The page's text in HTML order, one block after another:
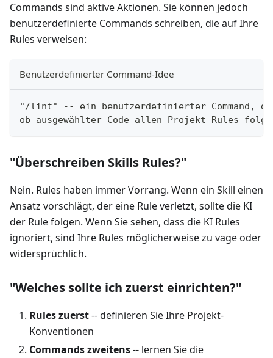
Commands sind aktive Aktionen. Sie können jedoch
benutzerdefinierte Commands schreiben, die auf Ihre
Rules verweisen:
Benutzerdefinierter Command-Idee
"/lint" -- ein benutzerdefinierter Command,
ob ausgewählter Code allen Projekt-Rules folgt
"Überschreiben Skills Rules?"
Nein. Rules haben immer Vorrang. Wenn ein Skill einen
Ansatz vorschlägt, der eine Rule verletzt, sollte die KI
der Rule folgen. Wenn Sie sehen, dass die KI Rules
ignoriert, sind Ihre Rules möglicherweise zu vage oder
widersprüchlich.
"Welches sollte ich zuerst einrichten?"
Rules zuerst-- definieren Sie Ihre Projekt-
Konventionen
Commands zweitens-- lernen Sie die